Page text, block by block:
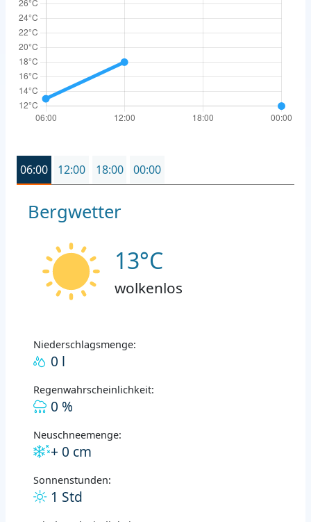
06:00 12:00 18:00 00:00
Bergwetter
13°C
wolkenlos
Niederschlagsmenge:
0 l
Regenwahrscheinlichkeit:
0 %
Neuschneemenge:
+ 0 cm
Sonnenstunden:
1 Std